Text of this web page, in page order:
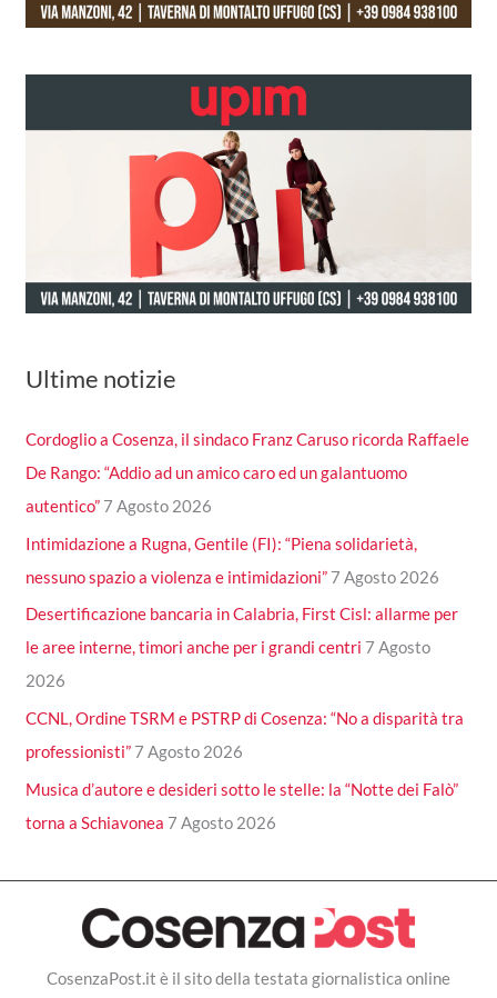
Ultime notizie
Cordoglio a Cosenza, il sindaco Franz Caruso ricorda Raffaele
De Rango: “Addio ad un amico caro ed un galantuomo
autentico” 7 Agosto 2026
Intimidazione a Rugna, Gentile (FI): “Piena solidarietà,
nessuno spazio a violenza e intimidazioni” 7 Agosto 2026
Desertificazione bancaria in Calabria, First Cisl: allarme per
le aree interne, timori anche per i grandi centri 7 Agosto
2026
CCNL, Ordine TSRM e PSTRP di Cosenza: “No a disparità tra
professionisti” 7 Agosto 2026
Musica d’autore e desideri sotto le stelle: la “Notte dei Falò”
torna a Schiavonea 7 Agosto 2026
CosenzaPost.it è il sito della testata giornalistica online